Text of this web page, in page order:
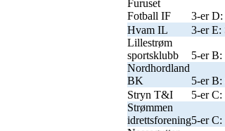
Furuset
Fotball IF
3-er D:
Hvam IL
3-er E:
Lillestrøm
sportsklubb
5-er B:
Nordhordland
BK
5-er B:
Stryn T&I
5-er
Strømmen
idrettsforening5-er